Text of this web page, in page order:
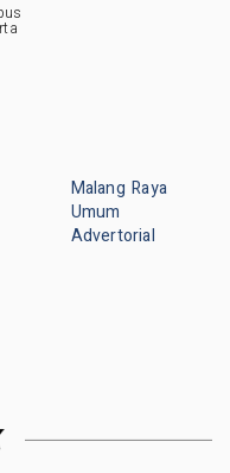
Malang Raya
Umum
Advertorial